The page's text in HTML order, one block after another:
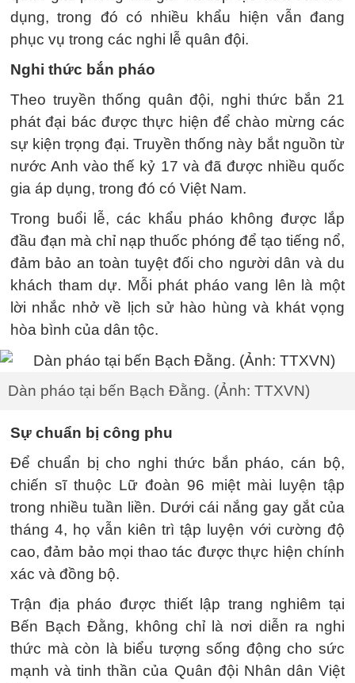
dụng, trong đó có nhiều khẩu hiện vẫn đang
phục vụ trong các nghi lễ quân đội.
Nghi thức bắn pháo
Theo truyền thống quân đội, nghi thức bắn 21
phát đại bác được thực hiện để chào mừng các
sự kiện trọng đại. Truyền thống này bắt nguồn từ
nước Anh vào thế kỷ 17 và đã được nhiều quốc
gia áp dụng, trong đó có Việt Nam.
Trong buổi lễ, các khẩu pháo không được lắp
đầu đạn mà chỉ nạp thuốc phóng để tạo tiếng nổ,
đảm bảo an toàn tuyệt đối cho người dân và du
khách tham dự. Mỗi phát pháo vang lên là một
lời nhắc nhở về lịch sử hào hùng và khát vọng
hòa bình của dân tộc.
Dàn pháo tại bến Bạch Đằng. (Ảnh: TTXVN)
Sự chuẩn bị công phu
Để chuẩn bị cho nghi thức bắn pháo, cán bộ,
chiến sĩ thuộc Lữ đoàn 96 miệt mài luyện tập
trong nhiều tuần liền. Dưới cái nắng gay gắt của
tháng 4, họ vẫn kiên trì tập luyện với cường độ
cao, đảm bảo mọi thao tác được thực hiện chính
xác và đồng bộ.
Trận địa pháo được thiết lập trang nghiêm tại
Bến Bạch Đằng, không chỉ là nơi diễn ra nghi
thức mà còn là biểu tượng sống động cho sức
mạnh và tinh thần của Quân đội Nhân dân Việt